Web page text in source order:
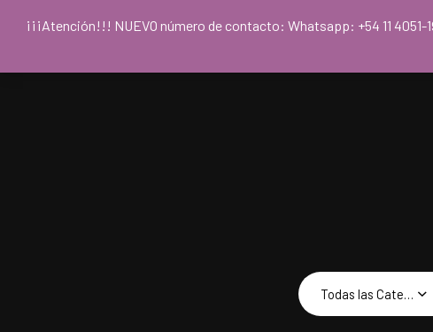
Todas las Categorias
¡¡¡Atención!!! NUEVO número de contacto: Whatsapp: +54 11 4051-